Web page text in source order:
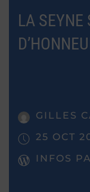
LA SEYNE
GILLES
25 OCT
INFOS